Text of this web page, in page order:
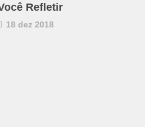
Refletir
18 dez 2018